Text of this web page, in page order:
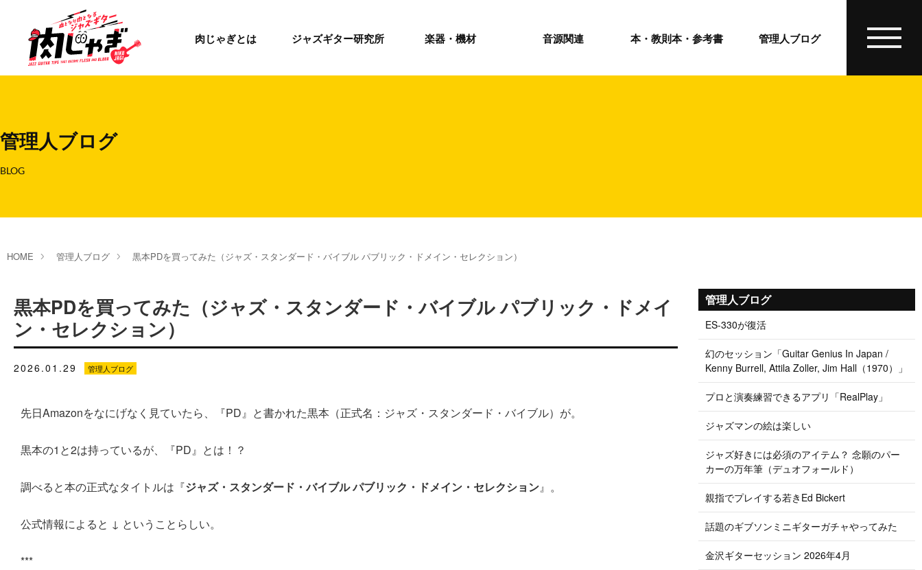
肉じゃぎとは ジャズギター研究所 楽器・機材 音源関連 本・教則本・参考書 管理人ブログ
管理人ブログ
BLOG
HOME 管理人ブログ 黒本PDを買ってみた（ジャズ・スタンダード・バイブル パブリック・ドメイン・セレクション）
黒本PDを買ってみた（ジャズ・スタンダード・バイブル パブリック・ドメイ
ン・セレクション）
2026.01.29 管理人ブログ
先日Amazonをなにげなく見ていたら、『PD』と書かれた黒本（正式名：ジャズ・スタンダード・バイブル）が。
黒本の1と2は持っているが、『PD』とは！？
調べると本の正式なタイトルは『ジャズ・スタンダード・バイブル パブリック・ドメイン・セレクション』。
公式情報によると ↓ ということらしい。
***
管理人ブログ
ES-330が復活
幻のセッション「Guitar Genius In Japan /
Kenny Burrell, Attila Zoller, Jim Hall（1970）」
プロと演奏練習できるアプリ「RealPlay」
ジャズマンの絵は楽しい
ジャズ好きには必須のアイテム？ 念願のパー
カーの万年筆（デュオフォールド）
親指でプレイする若きEd Bickert
話題のギブソンミニギターガチャやってみた
金沢ギターセッション 2026年4月